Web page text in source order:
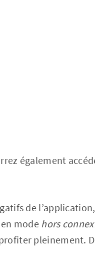
également
de
mode hors
pleinement.